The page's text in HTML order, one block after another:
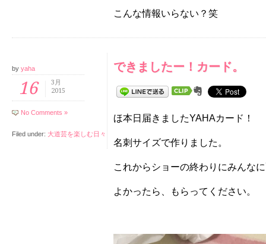
こんな情報いらない？笑
by yaha
16
3月
2015
No Comments »
Filed under: 大道芸を楽しむ日々
できましたー！カード。
ほ本日届きましたYAHAカード！
名刺サイズで作りました。
これからショーの終わりにみんな
よかったら、もらってください。